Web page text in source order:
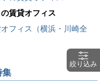
賃貸オフィス
フィス（横浜・川崎全
集
絞り込み